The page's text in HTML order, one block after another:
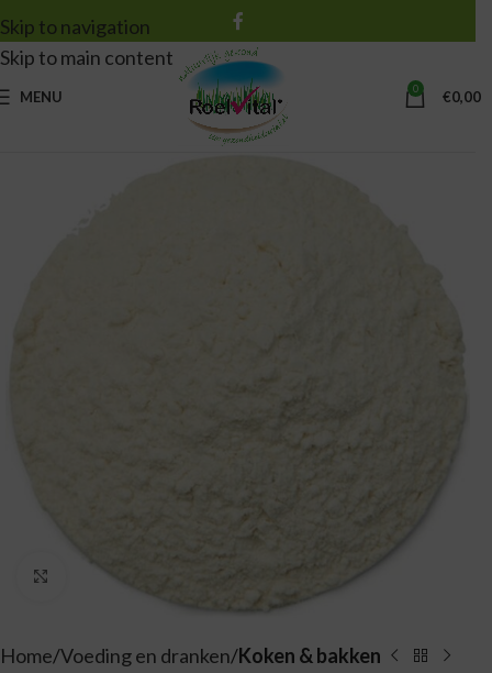
Skip to navigation
Skip to main content
MENU 0 €0,00
Vergroten
Home Voeding en dranken Koken & bakken